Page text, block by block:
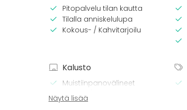
Pitopalvelu tilan kautta
Tilalla anniskelulupa
Kokous- / Kahvitarjoilu
Kalusto
Muistiinpanovälineet
Fläppi- / Valkotaulu
Näytä lisää